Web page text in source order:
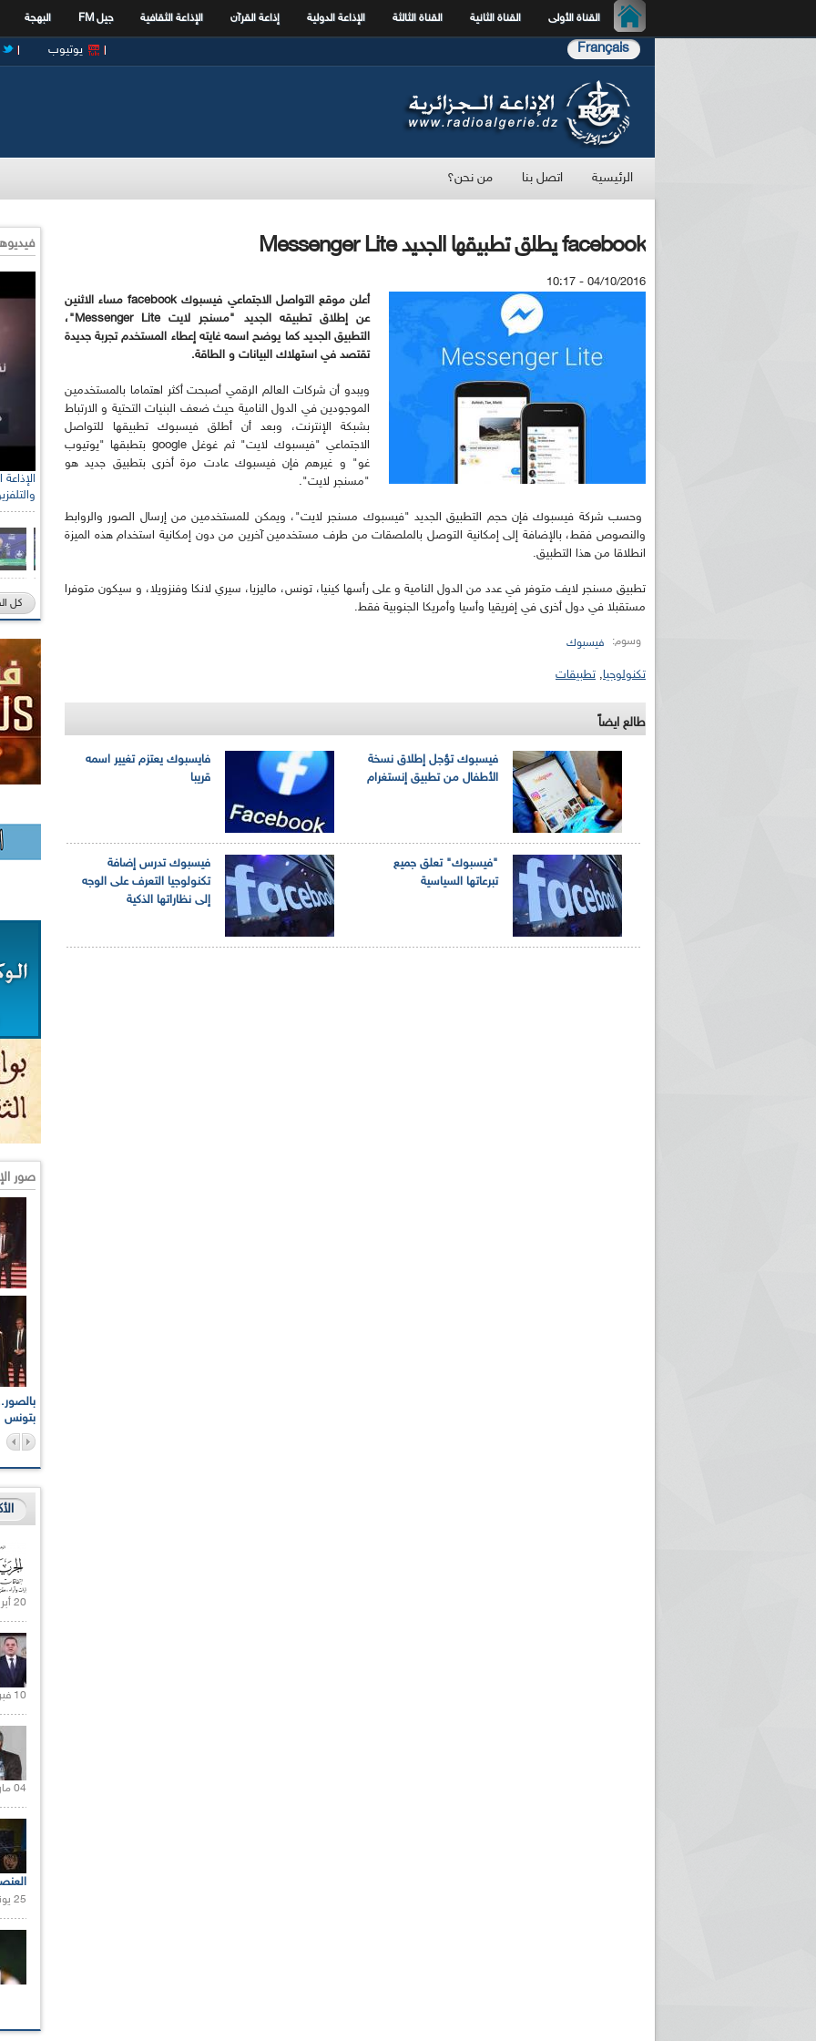
القناة الأولى القناة الثانية القناة الثالثة الإذاعة الدولية إذاعة القرآن الإذاعة الثقافية جيل FM البهجة
Français يوتيوب
الرئيسية اتصل بنا من نحن؟
facebook يطلق تطبيقها الجديد Messenger Lite
04/10/2016 - 10:17
أعلن موقع التواصل الاجتماعي فيسبوك facebook مساء الاثنين
عن إطلاق تطبيقه الجديد "مسنجر لايت Messenger Lite"،
التطبيق الجديد كما يوضح اسمه غايته إعطاء المستخدم تجربة جديدة
تقتصد في استهلاك البيانات و الطاقة.
ويبدو أن شركات العالم الرقمي أصبحت أكثر اهتماما بالمستخدمين
الموجودين في الدول النامية حيث ضعف البنيات التحتية و الارتباط
بشبكة الإنترنت، وبعد أن أطلق فيسبوك تطبيقها للتواصل
الاجتماعي "فيسبوك لايت" ثم غوغل google بتطبقها "يوتيوب
غو" و غيرهم فإن فيسبوك عادت مرة أخرى بتطبيق جديد هو
"مسنجر لايت".
وحسب شركة فيسبوك فإن حجم التطبيق الجديد "فيسبوك مسنجر لايت"، ويمكن للمستخدمين من إرسال الصور والروابط
والنصوص فقط، بالإضافة إلى إمكانية التوصل بالملصقات من طرف مستخدمين آخرين من دون إمكانية استخدام هذه الميزة
انطلاقا من هذا التطبيق.
تطبيق مسنجر لايف متوفر في عدد من الدول النامية و على رأسها كينيا، تونس، ماليزيا، سيري لانكا وفنزويلا، و سيكون متوفرا
مستقبلا في دول أخرى في إفريقيا وأسيا وأمريكا الجنوبية فقط.
وسوم: فيسبوك
تكنولوجيا, تطبيقات
طالع ايضاً
فايسبوك يعتزم تغيير اسمه
قريبا
فيسبوك تؤجل إطلاق نسخة
الأطفال من تطبيق إنستغرام
فيسبوك تدرس إضافة
تكنولوجيا التعرف على الوجه
إلى نظاراتها الذكية
"فيسبوك" تعلق جميع
تبرعاتها السياسية
كل
صور
بتونس
20 أبريل 2021 |
10 فبراير 2021 |
04 مارس 2020 |
25 يونيو 2021 |